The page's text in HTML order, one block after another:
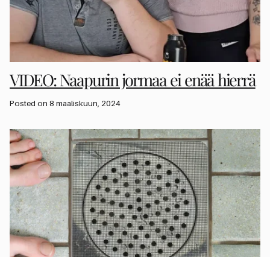
VIDEO: Naapurin jormaa ei enää hierrä
Posted on 8 maaliskuun, 2024